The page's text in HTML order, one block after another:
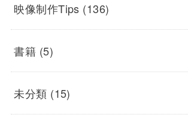
映像制作Tips (136)
書籍 (5)
未分類 (15)